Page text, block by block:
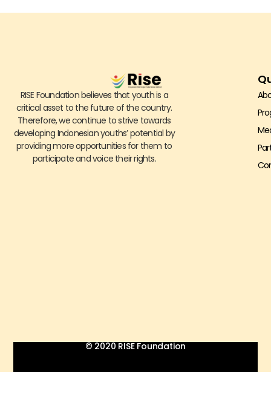
RISE Foundation believes that youth is a
critical asset to the future of the country.
Therefore, we continue to strive towards
developing Indonesian youths’ potential by
providing more opportunities for them to
participate and voice their rights.
© 2020 RISE Foundation